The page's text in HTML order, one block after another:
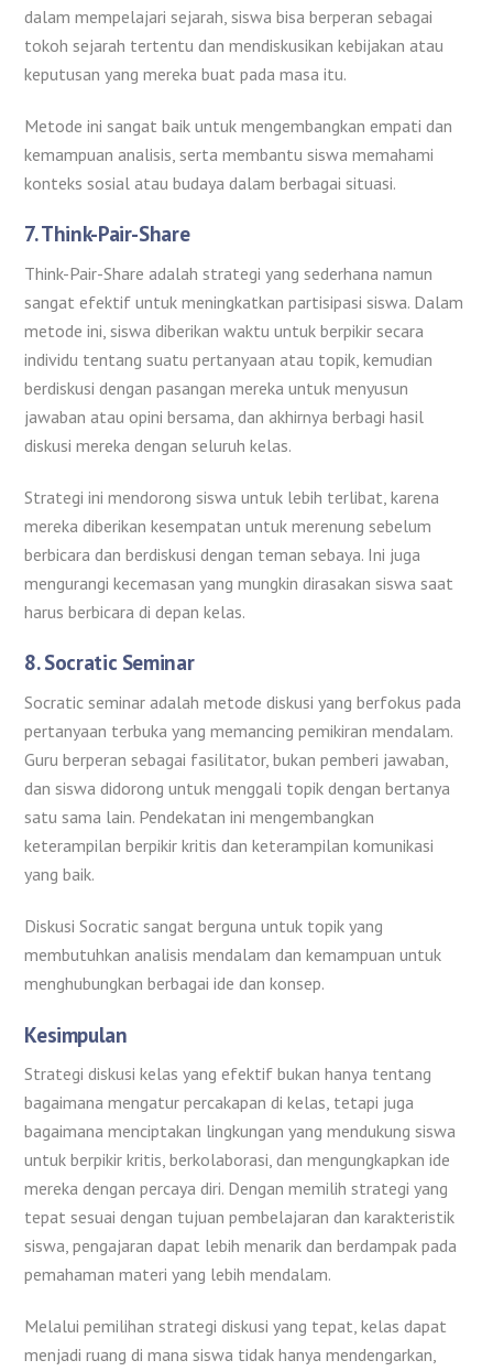
dalam mempelajari sejarah, siswa bisa berperan sebagai
tokoh sejarah tertentu dan mendiskusikan kebijakan atau
keputusan yang mereka buat pada masa itu.
Metode ini sangat baik untuk mengembangkan empati dan
kemampuan analisis, serta membantu siswa memahami
konteks sosial atau budaya dalam berbagai situasi.
7.Think-Pair-Share
Think-Pair-Share adalah strategi yang sederhana namun
sangat efektif untuk meningkatkan partisipasi siswa. Dalam
metode ini, siswa diberikan waktu untuk berpikir secara
individu tentang suatu pertanyaan atau topik, kemudian
berdiskusi dengan pasangan mereka untuk menyusun
jawaban atau opini bersama, dan akhirnya berbagi hasil
diskusi mereka dengan seluruh kelas.
Strategi ini mendorong siswa untuk lebih terlibat, karena
mereka diberikan kesempatan untuk merenung sebelum
berbicara dan berdiskusi dengan teman sebaya. Ini juga
mengurangi kecemasan yang mungkin dirasakan siswa saat
harus berbicara di depan kelas.
8.Socratic Seminar
Socratic seminar adalah metode diskusi yang berfokus pada
pertanyaan terbuka yang memancing pemikiran mendalam.
Guru berperan sebagai fasilitator, bukan pemberi jawaban,
dan siswa didorong untuk menggali topik dengan bertanya
satu sama lain. Pendekatan ini mengembangkan
keterampilan berpikir kritis dan keterampilan komunikasi
yang baik.
Diskusi Socratic sangat berguna untuk topik yang
membutuhkan analisis mendalam dan kemampuan untuk
menghubungkan berbagai ide dan konsep.
Kesimpulan
Strategi diskusi kelas yang efektif bukan hanya tentang
bagaimana mengatur percakapan di kelas, tetapi juga
bagaimana menciptakan lingkungan yang mendukung siswa
untuk berpikir kritis, berkolaborasi, dan mengungkapkan ide
mereka dengan percaya diri. Dengan memilih strategi yang
tepat sesuai dengan tujuan pembelajaran dan karakteristik
siswa, pengajaran dapat lebih menarik dan berdampak pada
pemahaman materi yang lebih mendalam.
Melalui pemilihan strategi diskusi yang tepat, kelas dapat
menjadi ruang di mana siswa tidak hanya mendengarkan,